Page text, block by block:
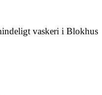
vaskeri i Blokhus